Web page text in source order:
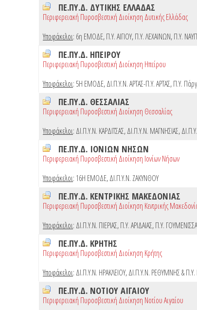
ΠΕ.ΠΥ.Δ. ΔΥΤΙΚΗΣ ΕΛΛΑΔΑΣ
Περιφερειακή Πυροσβεστική Διοίκηση Δυτικής Ελλάδας
Υποφάκελοι: 6η ΕΜΟΔΕ,Π.Υ. ΑΙΓΙΟΥ,Π.Υ. ΛΕΧΑΙΝΩΝ,Π.Υ.
ΠΕ.ΠΥ.Δ. ΗΠΕΙΡΟΥ
Περιφερειακή Πυροσβεστική Διοίκηση Ηπείρου
Υποφάκελοι: 5Η ΕΜΟΔΕ,ΔΙ.Π.Υ.Ν. ΑΡΤΑΣ-Π.Υ. ΑΡΤΑΣ,Π.Υ.
ΠΕ.ΠΥ.Δ. ΘΕΣΣΑΛΙΑΣ
Περιφερειακή Πυροσβεστική Διοίκηση Θεσσαλίας
Υποφάκελοι: ΔΙ.Π.Υ.Ν. ΚΑΡΔΙΤΣΑΣ,ΔΙ.Π.Υ.Ν. ΜΑΓΝΗΣΙΑΣ,
ΠΕ.ΠΥ.Δ. ΙΟΝΙΩΝ ΝΗΣΩΝ
Περιφερειακή Πυροσβεστική Διοίκηση Ιονίων Νήσων
Υποφάκελοι: 16Η ΕΜΟΔΕ,ΔΙ.Π.Υ.Ν. ΖΑΚΥΝΘΟΥ
ΠΕ.ΠΥ.Δ. ΚΕΝΤΡΙΚΗΣ ΜΑΚΕΔΟΝΙΑΣ
Περιφερειακή Πυροσβεστική Διοίκηση Κεντρικής
Υποφάκελοι: ΔΙ.Π.Υ.Ν. ΠΙΕΡΙΑΣ,Π.Υ. ΑΡΙΔΑΙΑΣ,Π.Υ.
ΠΕ.ΠΥ.Δ. ΚΡΗΤΗΣ
Περιφερειακή Πυροσβεστική Διοίκηση Κρήτης
Υποφάκελοι: ΔΙ.Π.Υ.Ν. ΗΡΑΚΛΕΙΟΥ,ΔΙ.Π.Υ.Ν. ΡΕΘΥΜΝΗΣ &
ΠΕ.ΠΥ.Δ. ΝΟΤΙΟΥ ΑΙΓΑΙΟΥ
Περιφερειακή Πυροσβεστική Διοίκηση Νοτίου Αιγαίου